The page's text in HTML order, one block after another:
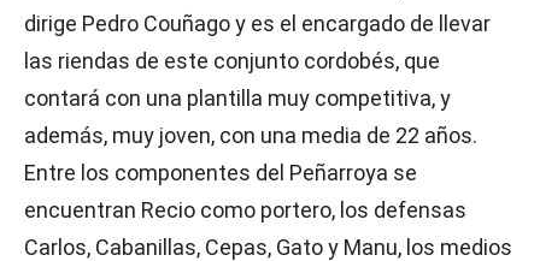
dirige Pedro Couñago y es el encargado de llevar
las riendas de este conjunto cordobés, que
contará con una plantilla muy competitiva, y
además, muy joven, con una media de 22 años.
Entre los componentes del Peñarroya se
encuentran Recio como portero, los defensas
Carlos, Cabanillas, Cepas, Gato y Manu, los medios